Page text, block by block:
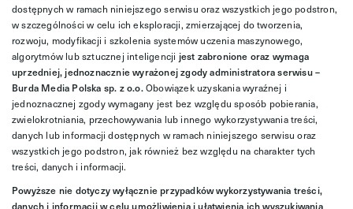
dostępnych w ramach niniejszego serwisu oraz wszystkich jego podstron,
w szczególności w celu ich eksploracji, zmierzającej do tworzenia,
rozwoju, modyfikacji i szkolenia systemów uczenia maszynowego,
algorytmów lub sztucznej inteligencji jest zabronione oraz wymaga
uprzedniej, jednoznacznie wyrażonej zgody administratora serwisu –
Burda Media Polska sp. z o.o.Obowiązek uzyskania wyraźnej i
jednoznacznej zgody wymagany jest bez względu sposób pobierania,
zwielokrotniania, przechowywania lub innego wykorzystywania treści,
danych lub informacji dostępnych w ramach niniejszego serwisu oraz
wszystkich jego podstron, jak również bez względu na charakter tych
treści, danych i informacji.
Powyższe nie dotyczy wyłącznie przypadków wykorzystywania treści,
danych i informacji w celu umożliwienia i ułatwienia ich wyszukiwania